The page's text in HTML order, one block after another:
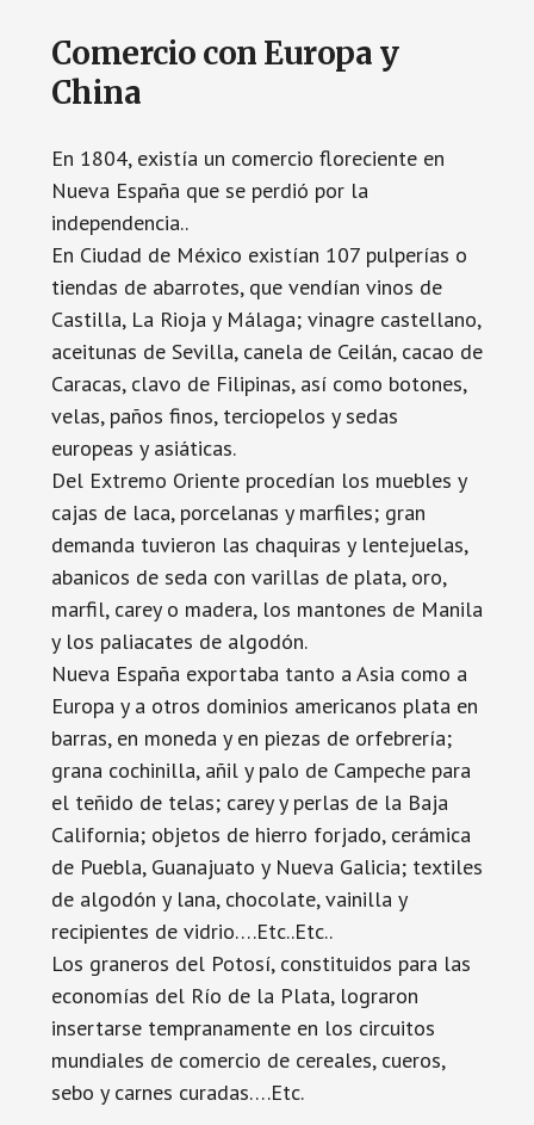
Comercio con Europa y
China
En 1804, existía un comercio floreciente en
Nueva España que se perdió por la
independencia..
En Ciudad de México existían 107 pulperías o
tiendas de abarrotes, que vendían vinos de
Castilla, La Rioja y Málaga; vinagre castellano,
aceitunas de Sevilla, canela de Ceilán, cacao de
Caracas, clavo de Filipinas, así como botones,
velas, paños finos, terciopelos y sedas
europeas y asiáticas.
Del Extremo Oriente procedían los muebles y
cajas de laca, porcelanas y marfiles; gran
demanda tuvieron las chaquiras y lentejuelas,
abanicos de seda con varillas de plata, oro,
marfil, carey o madera, los mantones de Manila
y los paliacates de algodón.
Nueva España exportaba tanto a Asia como a
Europa y a otros dominios americanos plata en
barras, en moneda y en piezas de orfebrería;
grana cochinilla, añil y palo de Campeche para
el teñido de telas; carey y perlas de la Baja
California; objetos de hierro forjado, cerámica
de Puebla, Guanajuato y Nueva Galicia; textiles
de algodón y lana, chocolate, vainilla y
recipientes de vidrio….Etc..Etc..
Los graneros del Potosí, constituidos para las
economías del Río de la Plata, lograron
insertarse tempranamente en los circuitos
mundiales de comercio de cereales, cueros,
sebo y carnes curadas….Etc.